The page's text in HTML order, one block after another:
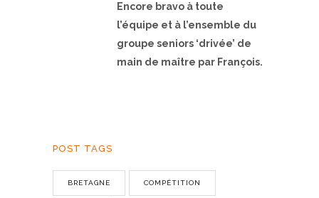
Encore bravo à toute
l’équipe et à l’ensemble du
groupe seniors ‘drivée’ de
main de maître par François.
POST TAGS
BRETAGNE COMPÉTITION